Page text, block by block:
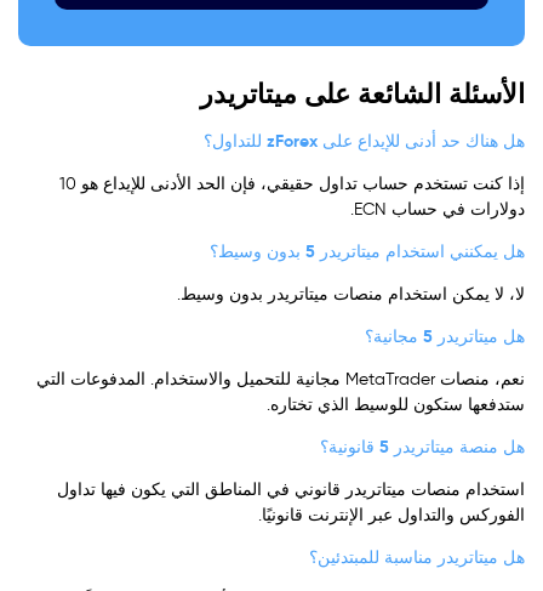
الأسئلة الشائعة على ميتاتريدر
هل هناك حد أدنى للإيداع على zForex للتداول؟
إذا كنت تستخدم حساب تداول حقيقي، فإن الحد الأدنى للإيداع هو 10
دولارات في حساب ECN.
هل يمكنني استخدام ميتاتريدر 5 بدون وسيط؟
لا، لا يمكن استخدام منصات ميتاتريدر بدون وسيط.
هل ميتاتريدر 5 مجانية؟
نعم، منصات MetaTrader مجانية للتحميل والاستخدام. المدفوعات التي
ستدفعها ستكون للوسيط الذي تختاره.
هل منصة ميتاتريدر 5 قانونية؟
استخدام منصات ميتاتريدر قانوني في المناطق التي يكون فيها تداول
الفوركس والتداول عبر الإنترنت قانونيًا.
هل ميتاتريدر مناسبة للمبتدئين؟